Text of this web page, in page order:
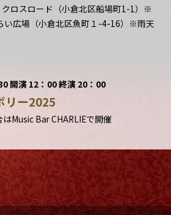
クロスロード（小倉北区船場町1-1）※
い広場（小倉北区魚町１-4-16）※雨天
開演 12：00 終演 20：00
リー2025
Music Bar CHARLIEで開催